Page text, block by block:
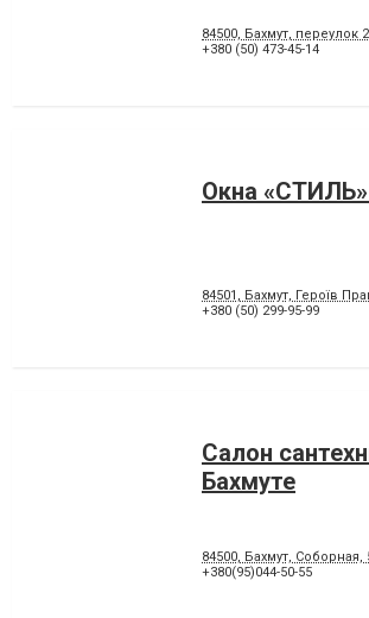
84500, Бахмут, переулок
+380 (50) 473-45-14
Окна
84501, Бахмут, Героїв
+380 (50) 299-95-99
Салон
Бахмуте
84500, Бахмут, Соборная,
+380(95)044-50-55